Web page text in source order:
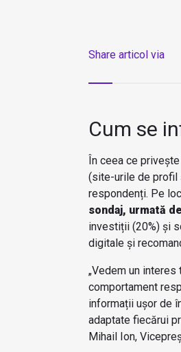
Share articol via
Cum se
În ceea ce
(site-urile de profil
respondenți. Pe
sondaj, urmată
investiții (20%) și
digitale și
„Vedem un
comportament
informații ușor de
adaptate fiecărui
Mihail Ion,